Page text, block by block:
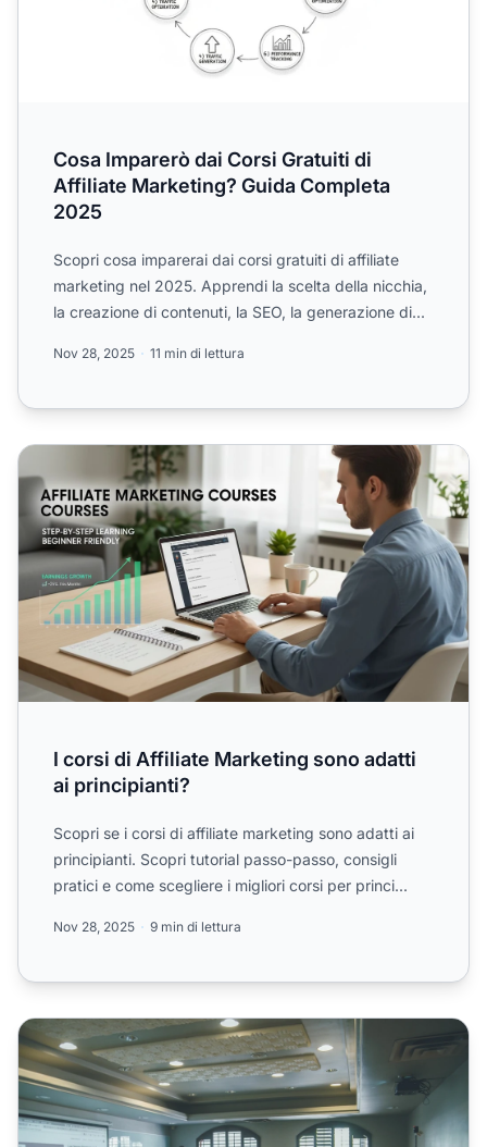
Cosa Imparerò dai Corsi Gratuiti di
Affiliate Marketing? Guida Completa
2025
Scopri cosa imparerai dai corsi gratuiti di affiliate
marketing nel 2025. Apprendi la scelta della nicchia,
la creazione di contenuti, la SEO, la generazione di...
Nov 28, 2025 11 min di lettura
I corsi di Affiliate Marketing sono adatti ai principianti?
I corsi di Affiliate Marketing sono adatti
ai principianti?
Scopri se i corsi di affiliate marketing sono adatti ai
principianti. Scopri tutorial passo-passo, consigli
pratici e come scegliere i migliori corsi per princi...
Nov 28, 2025 9 min di lettura
15 Migliori Corsi Gratuiti di Affiliate Marketing nel 2026